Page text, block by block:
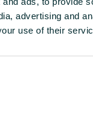
advertising and
use of their